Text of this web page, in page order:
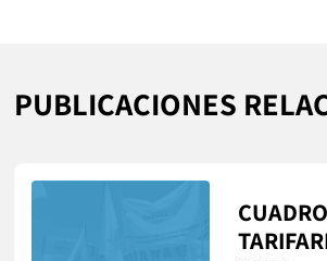
PUBLICACIONES
CUADRO